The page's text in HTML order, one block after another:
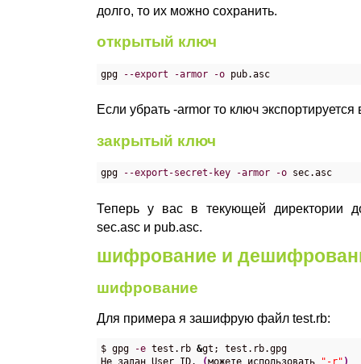
долго, то их можно сохранить.
открытый ключ
gpg --export -armor -o pub.asc
Если убрать -armor то ключ
закрытый ключ
gpg --export-secret-key -armor -o sec.asc
Теперь у вас в текующей директории
sec.asc и pub.asc.
шифрование и
шифрование
Для примера я зашифрую файл test.rb:
$ gpg -e test.rb &gt; test.rb.gpg